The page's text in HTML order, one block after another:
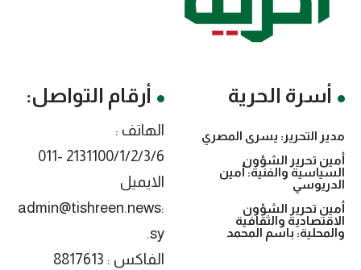
أسرة الحرية
مدير التحرير: يسرى المصري
أمين تحرير الشؤون
السياسية والفنية: أمين
الدريوسي
أمين تحرير الشؤون
الاقتصادية والثقافية
والمحلية: باسم المحمد
أرقام التواصل:
الهاتف :
2131100/1/2/3/6 -011
الايميل
:admin@tishreen.news
.sy
الفاكس : 8817613